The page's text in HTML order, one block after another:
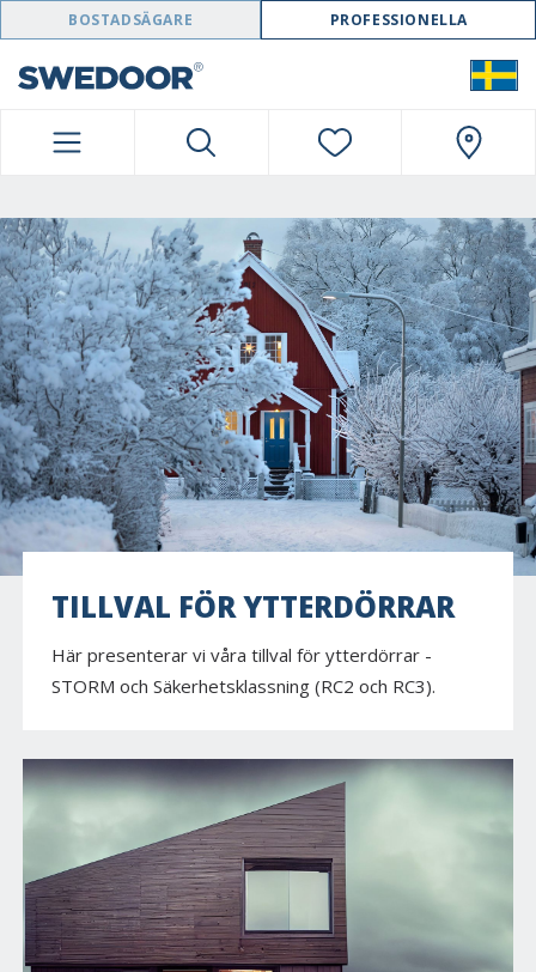
SWEDOOR NAVIGATION
BOSTADSÄGARE PROFESSIONELLA
TILLVAL FÖR YTTERDÖRRAR
Här presenterar vi våra tillval för ytterdörrar -
STORM och Säkerhetsklassning (RC2 och RC3).